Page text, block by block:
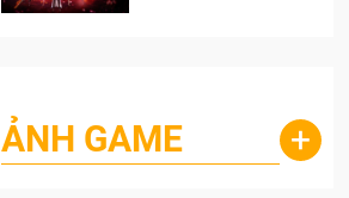
ẢNH GAME +
Lala Croft vừa nóng vừa xinh dưới nét vẽ